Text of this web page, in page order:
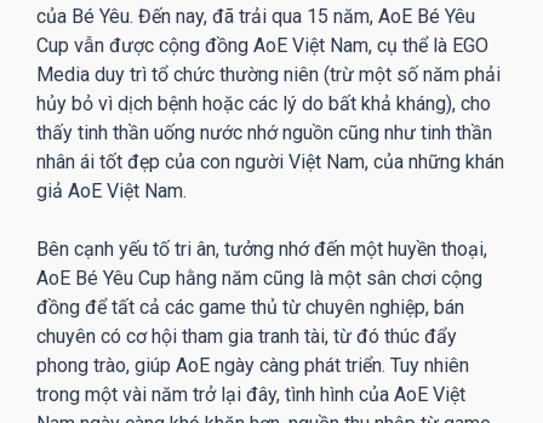
của Bé Yêu. Đến nay, đã trải qua 15 năm, AoE Bé Yêu
Cup vẫn được cộng đồng AoE Việt Nam, cụ thể là EGO
Media duy trì tổ chức thường niên (trừ một số năm phải
hủy bỏ vì dịch bệnh hoặc các lý do bất khả kháng), cho
thấy tinh thần uống nước nhớ nguồn cũng như tinh thần
nhân ái tốt đẹp của con người Việt Nam, của những khán
giả AoE Việt Nam.
Bên cạnh yếu tố tri ân, tưởng nhớ đến một huyền thoại,
AoE Bé Yêu Cup hằng năm cũng là một sân chơi cộng
đồng để tất cả các game thủ từ chuyên nghiệp, bán
chuyên có cơ hội tham gia tranh tài, từ đó thúc đẩy
phong trào, giúp AoE ngày càng phát triển. Tuy nhiên
trong một vài năm trở lại đây, tình hình của AoE Việt